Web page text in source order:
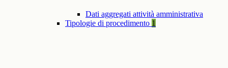
Dati aggregati attività amministrativa
Tipologie di procedimento 1